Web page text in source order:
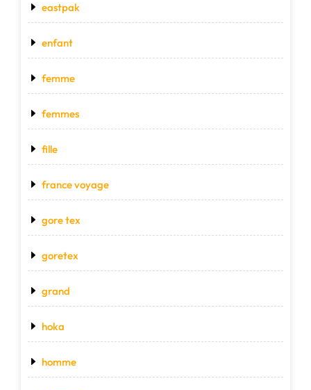
eastpak
enfant
femme
femmes
fille
france voyage
gore tex
goretex
grand
hoka
homme